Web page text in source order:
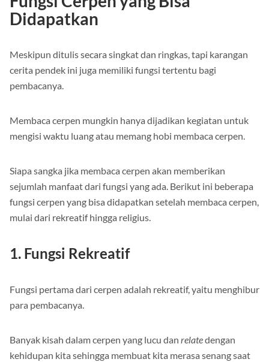
Didapatkan
Meskipun ditulis secara singkat dan ringkas, tapi karangan
cerita pendek ini juga memiliki fungsi tertentu bagi
pembacanya.
Membaca cerpen mungkin hanya dijadikan kegiatan untuk
mengisi waktu luang atau memang hobi membaca cerpen.
Siapa sangka jika membaca cerpen akan memberikan
sejumlah manfaat dari fungsi yang ada. Berikut ini beberapa
fungsi cerpen yang bisa didapatkan setelah membaca cerpen,
mulai dari rekreatif hingga religius.
1. Fungsi Rekreatif
Fungsi pertama dari cerpen adalah rekreatif, yaitu menghibur
para pembacanya.
Banyak kisah dalam cerpen yang lucu dan relatedengan
kehidupan kita sehingga membuat kita merasa senang saat